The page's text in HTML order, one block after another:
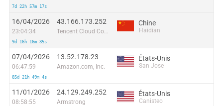
7d 22h 57m 17s
16/04/2026
23:04:34
9d 16h 16m 35s
43.166.173.252
Tencent Cloud Computing (Beijing) Co
Chine
Haidian
07/04/2026
06:47:59
85d 21h 49m 4s
13.52.178.23
Amazon.com, Inc.
États-Unis
San Jose
11/01/2026
08:58:55
24.129.249.252
Armstrong
États-Unis
Canisteo